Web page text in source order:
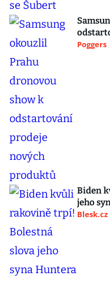
Poggers
Biden
jeho
Blesk.cz